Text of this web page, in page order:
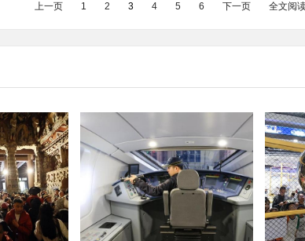
上一页 1 2 3 4 5 6 下一页 全文阅